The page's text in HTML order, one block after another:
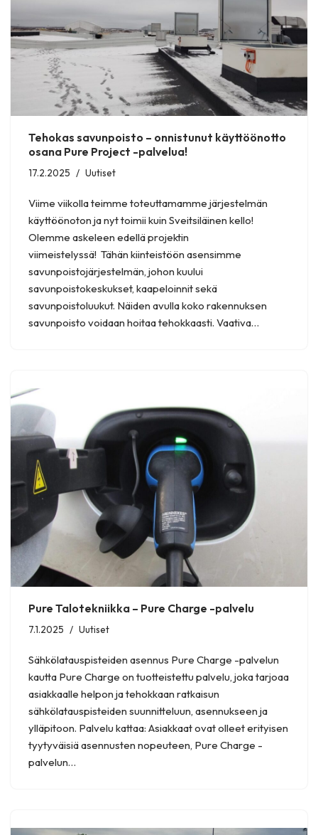
Tehokas savunpoisto – onnistunut käyttöönotto
osana Pure Project -palvelua!
17.2.2025 Uutiset
Viime viikolla teimme toteuttamamme järjestelmän
käyttöönoton ja nyt toimii kuin Sveitsiläinen kello!
Olemme askeleen edellä projektin
viimeistelyssä! Tähän kiinteistöön asensimme
savunpoistojärjestelmän, johon kuului
savunpoistokeskukset, kaapeloinnit sekä
savunpoistoluukut. Näiden avulla koko rakennuksen
savunpoisto voidaan hoitaa tehokkaasti. Vaativa…
Pure Talotekniikka – Pure Charge -palvelu
7.1.2025 Uutiset
Sähkölatauspisteiden asennus Pure Charge -palvelun
kautta Pure Charge on tuotteistettu palvelu, joka tarjoaa
asiakkaalle helpon ja tehokkaan ratkaisun
sähkölatauspisteiden suunnitteluun, asennukseen ja
ylläpitoon. Palvelu kattaa: Asiakkaat ovat olleet erityisen
tyytyväisiä asennusten nopeuteen, Pure Charge -
palvelun…